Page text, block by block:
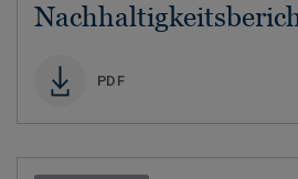
PDF